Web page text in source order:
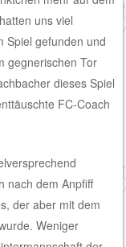
uns viel
Spiel gefunden und
gegnerischen Tor
dieses Spiel
FC-Coach
nach dem Anpfiff
der aber mit dem
Weniger